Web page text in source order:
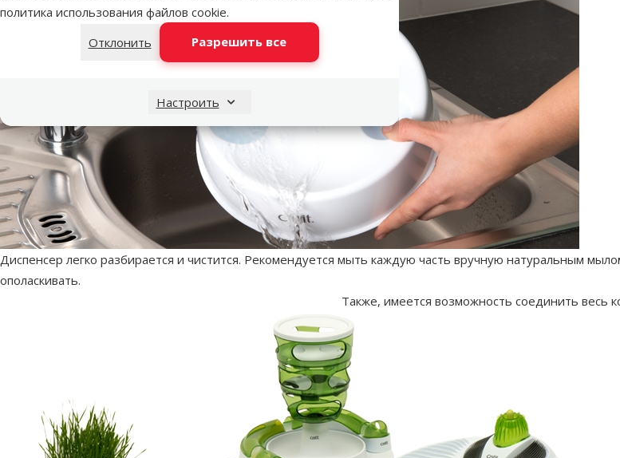
политика использования файлов cookie.
Отклонить
Разрешить все
Настроить
Диспенсер легко разбирается и чистится. Рекомендуется мыть каждую часть вручную натуральным
ополаскивать.
Также, имеется возможность соединить весь